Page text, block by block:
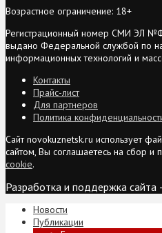
Возрастное ограничение: 18+
Регистрационный номер СМИ ЭЛ
выдано Федеральной службой по
информационных технологий и
Контакты
Прайс-лист
Для партнеров
Политика
Сайт novokuznetsk.ru использует
сайтом, Вы соглашаетесь на сбор
cookie.
Разработка и поддержка сайта
Новости
Публикации